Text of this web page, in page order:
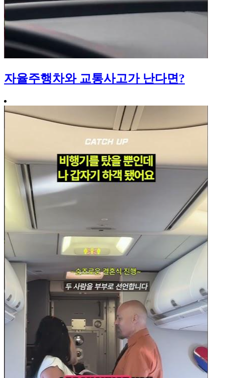
자율주행차와 교통사고가 난다면?